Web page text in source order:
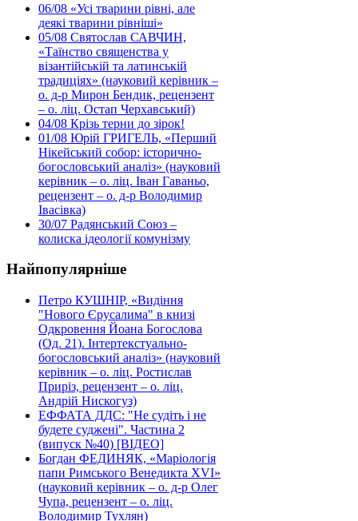
06/08 «Усі тварини рівні, але
деякі тварини рівніші»
05/08 Святослав САВЧИН,
«Таїнство священства у
візантійській та латинській
традиціях» (науковий керівник –
о. д-р Мирон Бендик, рецензент
– о. ліц. Остап Черхавський)
04/08 Крізь терни до зірок!
01/08 Юрій ГРИГЕЛЬ, «Перший
Нікейський собор: історично-
богословський аналіз» (науковий
керівник – о. ліц. Іван Гаваньо,
рецензент – о. д-р Володимир
Івасівка)
30/07 Радянський Союз –
колиска ідеології комунізму
Найпопулярніше
Петро КУШНІР, «Видіння
"Нового Єрусалима" в книзі
Одкровення Йоана Богослова
(Од. 21). Інтертекстуально-
богословський аналіз» (науковий
керівник – о. ліц. Ростислав
Приріз, рецензент – о. ліц.
Андрій Нискогуз)
ЕФФАТА ДДС: "Не судіть і не
будете суджені". Частина 2
(випуск №40) [ВІДЕО]
Богдан ФЕДИНЯК, «Маріологія
папи Римського Венедикта XVI»
(науковий керівник – о. д-р Олег
Чупа, рецензент – о. ліц.
Володимир Тухлян)